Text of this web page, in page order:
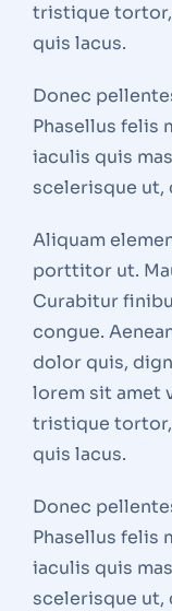
tristique tortor,
quis lacus.
Donec
Phasellus felis
iaculis quis
scelerisque ut,
Aliquam
porttitor ut.
Curabitur
congue.
dolor quis,
lorem sit amet
tristique tortor,
quis lacus.
Donec
Phasellus felis
iaculis quis
scelerisque ut,